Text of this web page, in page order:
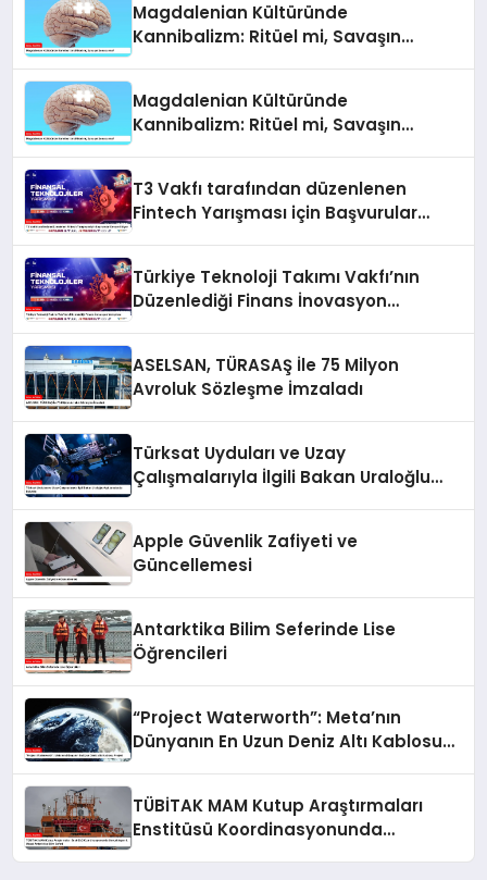
Magdalenian Kültüründe
Kannibalizm: Ritüel mi, Savaşın
Magdalenian Kültüründe
Kannibalizm: Ritüel mi, Savaşın
T3 Vakfı tarafından düzenlenen
Fintech Yarışması için Başvurular
Türkiye Teknoloji Takımı Vakfı’nın
Düzenlediği Finans İnovasyon
ASELSAN, TÜRASAŞ İle 75 Milyon
Avroluk Sözleşme İmzaladı
Türksat Uyduları ve Uzay
Çalışmalarıyla İlgili Bakan Uraloğlu
Apple Güvenlik Zafiyeti ve
Güncellemesi
Antarktika Bilim Seferinde Lise
Öğrencileri
“Project Waterworth”: Meta’nın
Dünyanın En Uzun Deniz Altı Kablosu
TÜBİTAK MAM Kutup Araştırmaları
Enstitüsü Koordinasyonunda